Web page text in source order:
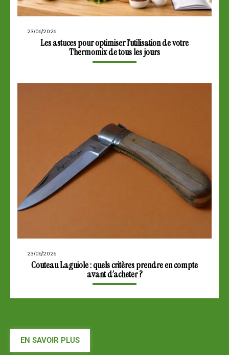
23/06/2026
Les astuces pour optimiser l’utilisation de votre
Thermomix de tous les jours
23/06/2026
Couteau Laguiole : quels critères prendre en compte
avant d’acheter ?
EN SAVOIR PLUS